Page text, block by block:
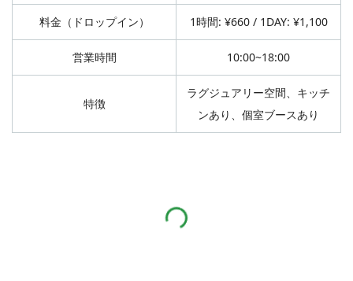
料金（ドロップイン） 1時間: ¥660 / 1DAY: ¥1,100
営業時間 10:00~18:00
特徴
ラグジュアリー空間、キッチ
ンあり、個室ブースあり